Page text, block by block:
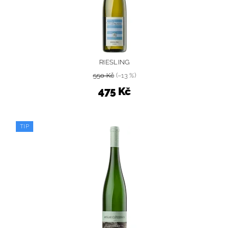
RIESLING
550 Kč(–13 %)
475 Kč
TIP